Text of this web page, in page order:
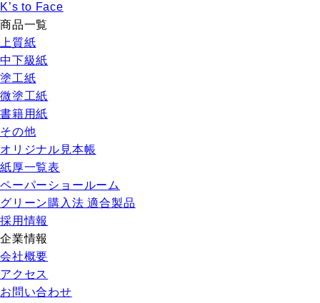
K’s to Face
商品一覧
上質紙
中下級紙
塗工紙
微塗工紙
書籍用紙
その他
オリジナル見本帳
紙厚一覧表
ペーパーショールーム
グリーン購入法 適合製品
採用情報
企業情報
会社概要
アクセス
お問い合わせ